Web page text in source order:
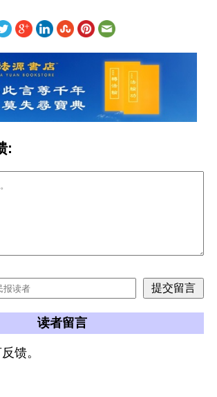
:
读者留言
馈。